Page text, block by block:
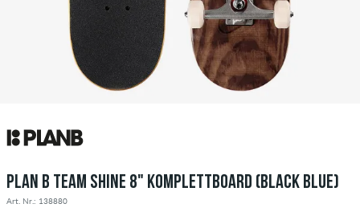
PLAN B TEAM SHINE 8" KOMPLETTBOARD (BLACK BLUE)
Art. Nr.: 138880